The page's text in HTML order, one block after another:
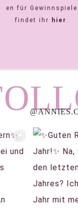
en für Gewinnspiele
findet ihr
hier .